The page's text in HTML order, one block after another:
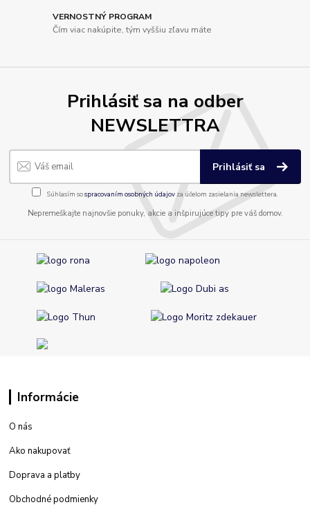
VERNOSTNÝ PROGRAM
Čím viac nakúpite, tým vyššiu zľavu máte
Prihlásiť sa na odber
NEWSLETTRA
Prihlásiť sa
Súhlasím sospracovaním osobných údajov za účelom zasielania newslettera.
Nepremeškajte najnovšie ponuky, akcie a inšpirujúce tipy pre váš domov.
Informácie
O nás
Ako nakupovať
Doprava a platby
Obchodné podmienky